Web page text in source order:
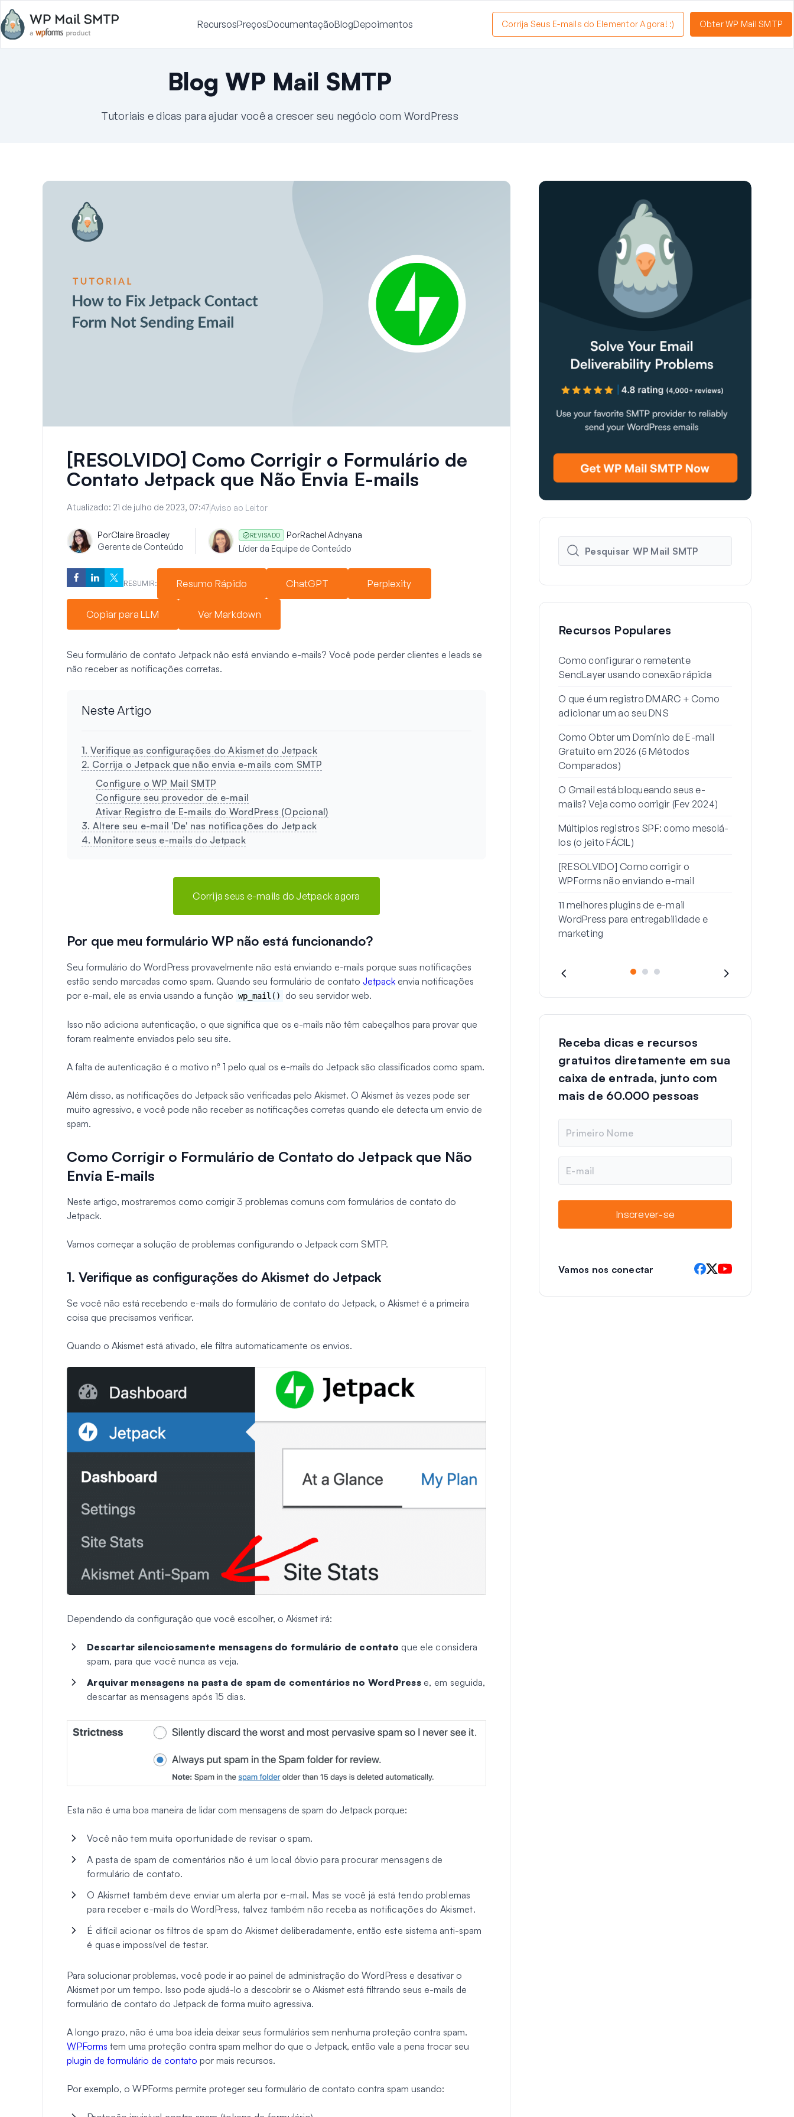
RecursosPreçosDocumentaçãoBlogDepoimentos Corrija Seus E-mails do Elementor Agora! :) Obter WP Mail SMTP
Blog WP Mail SMTP
Tutoriais e dicas para ajudar você a crescer seu negócio com WordPress
[RESOLVIDO] Como Corrigir o Formulário de
Contato Jetpack que Não Envia E-mails
Atualizado: 21 de julho de 2023, 07:47Aviso ao Leitor
PorClaire Broadley
Gerente de Conteúdo
REVISADO PorRachel Adnyana
Líder da Equipe de Conteúdo
RESUMIR: Resumo Rápido ChatGPT Perplexity
Copiar para LLM Ver Markdown
Seu formulário de contato Jetpack não está enviando e-mails? Você pode perder clientes e leads se
não receber as notificações corretas.
Neste Artigo
1. Verifique as configurações do Akismet do Jetpack
2. Corrija o Jetpack que não envia e-mails com SMTP
Configure o WP Mail SMTP
Configure seu provedor de e-mail
Ativar Registro de E-mails do WordPress (Opcional)
3. Altere seu e-mail 'De' nas notificações do Jetpack
4. Monitore seus e-mails do Jetpack
Corrija seus e-mails do Jetpack agora
Por que meu formulário WP não está funcionando?
Seu formulário do WordPress provavelmente não está enviando e-mails porque suas notificações
estão sendo marcadas como spam. Quando seu formulário de contato Jetpack envia notificações
por e-mail, ele as envia usando a função wp_mail() do seu servidor web.
Isso não adiciona autenticação, o que significa que os e-mails não têm cabeçalhos para provar que
foram realmente enviados pelo seu site.
A falta de autenticação é o motivo nº 1 pelo qual os e-mails do Jetpack são classificados como spam.
Além disso, as notificações do Jetpack são verificadas pelo Akismet. O Akismet às vezes pode ser
muito agressivo, e você pode não receber as notificações corretas quando ele detecta um envio de
spam.
Como Corrigir o Formulário de Contato do Jetpack que Não
Envia E-mails
Neste artigo, mostraremos como corrigir 3 problemas comuns com formulários de contato do
Jetpack.
Vamos começar a solução de problemas configurando o Jetpack com SMTP.
1. Verifique as configurações do Akismet do Jetpack
Se você não está recebendo e-mails do formulário de contato do Jetpack, o Akismet é a primeira
coisa que precisamos verificar.
Quando o Akismet está ativado, ele filtra automaticamente os envios.
Dependendo da configuração que você escolher, o Akismet irá:
Descartar silenciosamente mensagens do formulário de contato que ele considera
spam, para que você nunca as veja.
Arquivar mensagens na pasta de spam de comentários no WordPresse, em seguida,
descartar as mensagens após 15 dias.
Esta não é uma boa maneira de lidar com mensagens de spam do Jetpack porque:
Você não tem muita oportunidade de revisar o spam.
A pasta de spam de comentários não é um local óbvio para procurar mensagens de
formulário de contato.
O Akismet também deve enviar um alerta por e-mail. Mas se você já está tendo problemas
para receber e-mails do WordPress, talvez também não receba as notificações do Akismet.
É difícil acionar os filtros de spam do Akismet deliberadamente, então este sistema anti-spam
é quase impossível de testar.
Para solucionar problemas, você pode ir ao painel de administração do WordPress e desativar o
Akismet por um tempo. Isso pode ajudá-lo a descobrir se o Akismet está filtrando seus e-mails de
formulário de contato do Jetpack de forma muito agressiva.
A longo prazo, não é uma boa ideia deixar seus formulários sem nenhuma proteção contra spam.
WPForms tem uma proteção contra spam melhor do que o Jetpack, então vale a pena trocar seu
plugin de formulário de contato por mais recursos.
Por exemplo, o WPForms permite proteger seu formulário de contato contra spam usando:
Recursos Populares
Como configurar o remetente
SendLayer usando conexão rápida
O que é um registro DMARC + Como
adicionar um ao seu DNS
Como Obter um Domínio de E-mail
Gratuito em 2026 (5 Métodos
Comparados)
O Gmail está bloqueando seus e-
mails? Veja como corrigir (Fev 2024)
Múltiplos registros SPF: como mesclá-
los (o jeito FÁCIL)
[RESOLVIDO] Como corrigir o
WPForms não enviando e-mail
11 melhores plugins de e-mail
WordPress para entregabilidade e
marketing
Receba dicas e recursos
gratuitos diretamente em sua
caixa de entrada, junto com
mais de 60.000 pessoas
m
e
m
Inscrever-se
Vamos nos conectar